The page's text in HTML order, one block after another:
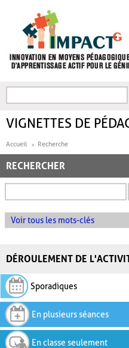
FORMULAIRE DE
VIGNETTES DE
Accueil Recherche
RECHERCHER
Voir tous les mots-clés
DÉROULEMENT DE
Sporadiques
En plusieurs séances
En classe seulement